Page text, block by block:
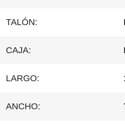
TALÓN:
CAJA:
LARGO:
ANCHO: